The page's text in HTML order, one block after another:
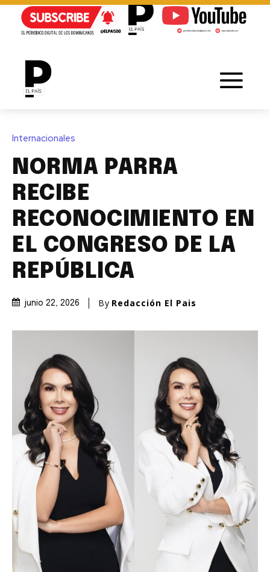
Internacionales
NORMA PARRA
RECIBE
RECONOCIMIENTO EN
EL CONGRESO DE LA
REPÚBLICA
junio 22, 2026 By Redacción El Pais